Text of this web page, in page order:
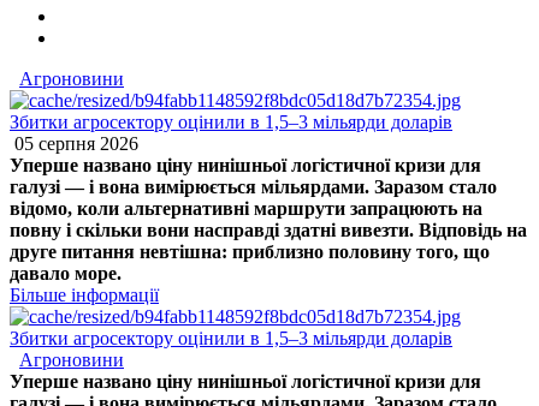
Агроновини
Збитки агросектору оцінили в 1,5–3 мільярди доларів
05 серпня 2026
Уперше названо ціну нинішньої логістичної кризи для
галузі — і вона вимірюється мільярдами. Заразом стало
відомо, коли альтернативні маршрути запрацюють на
повну і скільки вони насправді здатні вивезти. Відповідь на
друге питання невтішна: приблизно половину того, що
давало море.
Більше інформації
Збитки агросектору оцінили в 1,5–3 мільярди доларів
Агроновини
Уперше названо ціну нинішньої логістичної кризи для